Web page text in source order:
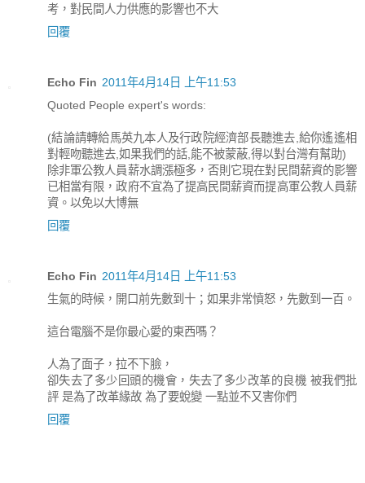
考，對民間人力供應的影響也不大
回覆
Echo Fin 2011年4月14日 上午11:53
Quoted People expert's words:
(結論請轉給馬英九本人及行政院經濟部長聽進去,給你遙遙相
對輕吻聽進去,如果我們的話,能不被蒙蔽,得以對台灣有幫助)
除非軍公教人員薪水調漲極多，否則它現在對民間薪資的影響
已相當有限，政府不宜為了提高民間薪資而提高軍公教人員薪
資。以免以大博無
回覆
Echo Fin 2011年4月14日 上午11:53
生氣的時候，開口前先數到十；如果非常憤怒，先數到一百。
這台電腦不是你最心愛的東西嗎？
人為了面子，拉不下臉，
卻失去了多少回頭的機會，失去了多少改革的良機 被我們批
評 是為了改革緣故 為了要蛻變 一點並不又害你們
回覆